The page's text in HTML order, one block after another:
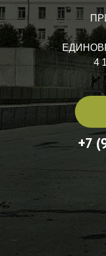
4
+7